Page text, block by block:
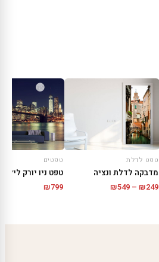
טפט לדלת
מדבקה לדלת ונציה
₪249
–
₪549
טפטים
טפט ניו יורק לילית
₪799